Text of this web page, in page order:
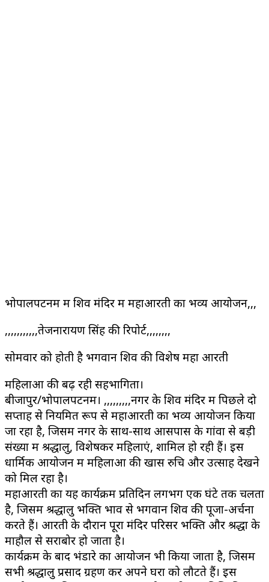
भोपालपटनम में शिव मंदिर में महाआरती का भव्य आयोजन,,,
,,,,,,,,,,,तेजनारायण सिंह की रिपोर्ट,,,,,,,,
सोमवार को होती है भगवान शिव की विशेष महा आरती
महिलाओं की बढ़ रही सहभागिता।
बीजापुर/भोपालपटनम। ,,,,,,,,,नगर के शिव मंदिर में पिछले दो
सप्ताह से नियमित रूप से महाआरती का भव्य आयोजन किया
जा रहा है, जिसमें नगर के साथ-साथ आसपास के गांवों से बड़ी
संख्या में श्रद्धालु, विशेषकर महिलाएं, शामिल हो रही हैं। इस
धार्मिक आयोजन में महिलाओं की खास रुचि और उत्साह देखने
को मिल रहा है।
महाआरती का यह कार्यक्रम प्रतिदिन लगभग एक घंटे तक चलता
है, जिसमें श्रद्धालु भक्ति भाव से भगवान शिव की पूजा-अर्चना
करते हैं। आरती के दौरान पूरा मंदिर परिसर भक्ति और श्रद्धा के
माहौल से सराबोर हो जाता है।
कार्यक्रम के बाद भंडारे का आयोजन भी किया जाता है, जिसमें
सभी श्रद्धालु प्रसाद ग्रहण कर अपने घरों को लौटते हैं। इस